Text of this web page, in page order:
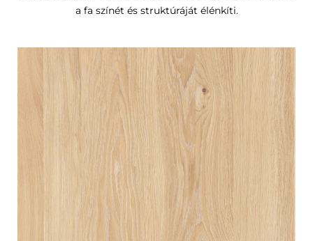
a fa színét és struktúráját élénkíti.